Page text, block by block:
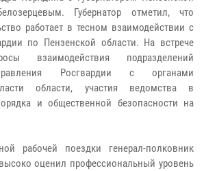
Губернатор отметил, что
работает в тесном взаимодействии с
по Пензенской области. На встрече
взаимодействия подразделений
Росгвардии с органами
области, участия ведомства в
и общественной безопасности на
рабочей поездки генерал-полковник
оценил профессиональный уровень